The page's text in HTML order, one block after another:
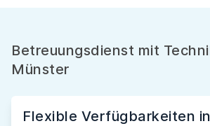
Betreuungsdienst mit
Münster
Flexible Verfügbarkeiten